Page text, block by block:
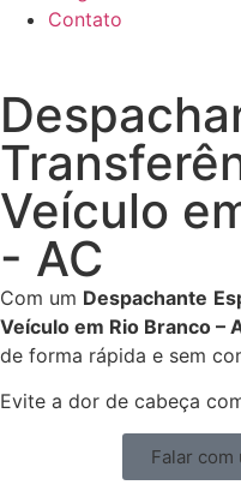
Contato
Veículo
- AC
Com um Despachante
Veículo em Rio Branco –
de forma rápida e sem
Evite a dor de cabeça
Falar com